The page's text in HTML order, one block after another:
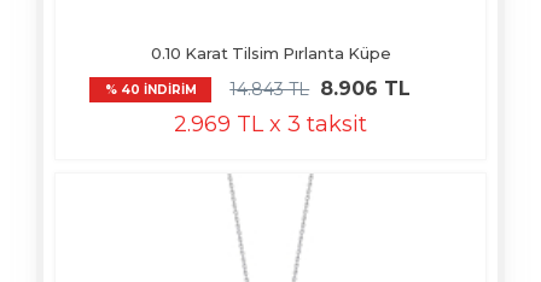
0.10 Karat Tilsim Pırlanta Küpe
% 40 İNDİRİM 14.843 TL 8.906 TL
2.969 TL x 3 taksit